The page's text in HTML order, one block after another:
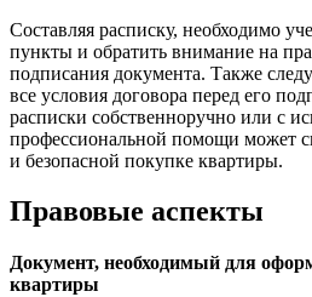
Составляя расписку, необходимо
пункты и обратить внимание на
подписания документа. Также
все условия договора перед его
расписки собственноручно или с
профессиональной помощи может
и безопасной покупке квартиры.
Правовые аспекты
Документ, необходимый для
квартиры